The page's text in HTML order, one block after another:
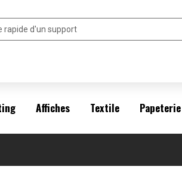
Affiches Textile Papeterie